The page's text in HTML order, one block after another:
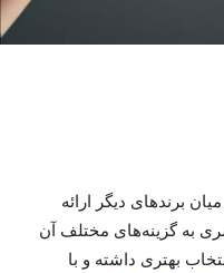
برندهای دیگر ارائه
به گزینه‌های مختلف آن
بهتری داشته و با